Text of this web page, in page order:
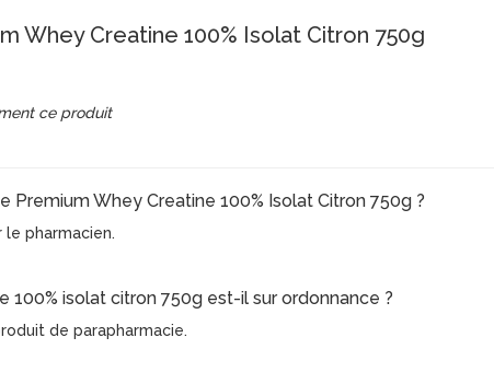
Whey Creatine 100% Isolat Citron 750g
ce produit
Premium Whey Creatine 100% Isolat Citron 750g ?
le pharmacien.
isolat citron 750g est-il sur ordonnance ?
de parapharmacie.